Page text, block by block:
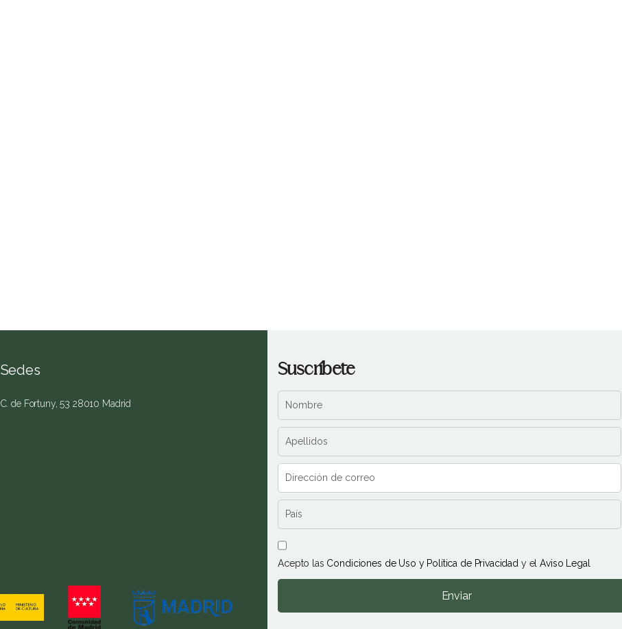
Sedes
C. de Fortuny, 53 28010 Madrid
Suscríbete
Acepto las Condiciones de Uso y Política de Privacidad y elAviso Legal
Enviar